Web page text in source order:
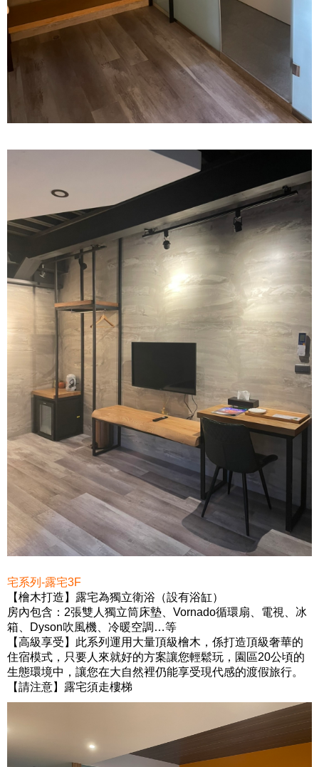
宅系列-露宅3F
【檜木打造】 露宅為獨立衛浴（設有浴缸）
房內包含：2張雙人獨立筒床墊、Vornado循環扇、電視、冰
箱、Dyson吹風機、冷暖空調…等
【高級享受】 此系列運用大量頂級檜木，係打造頂級奢華的
住宿模式，只要人來就好的方案讓您輕鬆玩，園區20公頃的
生態環境中，讓您在大自然裡仍能享受現代感的渡假旅行。
【請注意】露宅須走樓梯